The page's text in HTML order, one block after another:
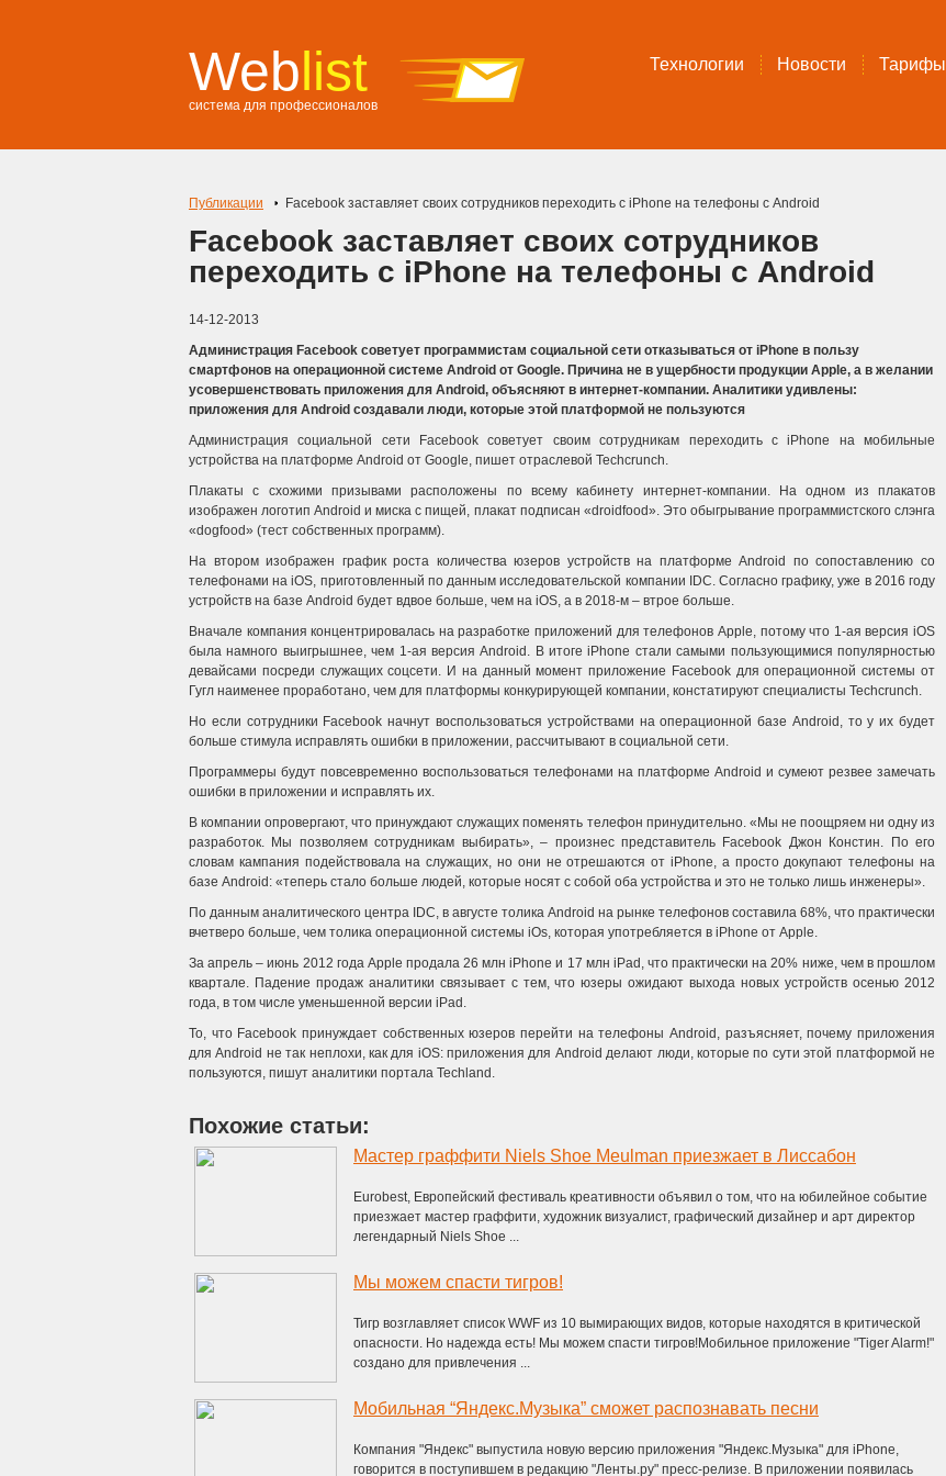
Weblist
система для профессионалов
Технологии Новости Тарифы
Публикации Facebook заставляет своих сотрудников переходить с iPhone на телефоны с Android
Facebook заставляет своих сотрудников
переходить с iPhone на телефоны с Android
14-12-2013
Администрация Facebook советует программистам социальной сети отказываться от iPhone в пользу
смартфонов на операционной системе Android от Google. Причина не в ущербности продукции Apple, а в желании
усовершенствовать приложения для Android, объясняют в интернет-компании. Аналитики удивлены:
приложения для Android создавали люди, которые этой платформой не пользуются
Администрация социальной сети Facebook советует своим сотрудникам переходить с iPhone на мобильные
устройства на платформе Android от Google, пишет отраслевой Techcrunch.
Плакаты с схожими призывами расположены по всему кабинету интернет-компании. На одном из плакатов
изображен логотип Android и миска с пищей, плакат подписан «droidfood». Это обыгрывание программистского слэнга
«dogfood» (тест собственных программ).
На втором изображен график роста количества юзеров устройств на платформе Android по сопоставлению со
телефонами на iOS, приготовленный по данным исследовательской компании IDC. Согласно графику, уже в 2016 году
устройств на базе Android будет вдвое больше, чем на iOS, а в 2018-м – втрое больше.
Вначале компания концентрировалась на разработке приложений для телефонов Apple, потому что 1-ая версия iOS
была намного выигрышнее, чем 1-ая версия Android. В итоге iPhone стали самыми пользующимися популярностью
девайсами посреди служащих соцсети. И на данный момент приложение Facebook для операционной системы от
Гугл наименее проработано, чем для платформы конкурирующей компании, констатируют специалисты Techcrunch.
Но если сотрудники Facebook начнут воспользоваться устройствами на операционной базе Android, то у их будет
больше стимула исправлять ошибки в приложении, рассчитывают в социальной сети.
Программеры будут повсевременно воспользоваться телефонами на платформе Android и сумеют резвее замечать
ошибки в приложении и исправлять их.
В компании опровергают, что принуждают служащих поменять телефон принудительно. «Мы не поощряем ни одну из
разработок. Мы позволяем сотрудникам выбирать», – произнес представитель Facebook Джон Констин. По его
словам кампания подействовала на служащих, но они не отрешаются от iPhone, а просто докупают телефоны на
базе Android: «теперь стало больше людей, которые носят с собой оба устройства и это не только лишь инженеры».
По данным аналитического центра IDC, в августе толика Android на рынке телефонов составила 68%, что практически
вчетверо больше, чем толика операционной системы iOs, которая употребляется в iPhone от Apple.
За апрель – июнь 2012 года Apple продала 26 млн iPhone и 17 млн iPad, что практически на 20% ниже, чем в прошлом
квартале. Падение продаж аналитики связывает с тем, что юзеры ожидают выхода новых устройств осенью 2012
года, в том числе уменьшенной версии iPad.
То, что Facebook принуждает собственных юзеров перейти на телефоны Android, разъясняет, почему приложения
для Android не так неплохи, как для iOS: приложения для Android делают люди, которые по сути этой платформой не
пользуются, пишут аналитики портала Techland.
Похожие статьи:
Мастер граффити Niels Shoe Meulman приезжает в Лиссабон
Eurobest, Европейский фестиваль креативности объявил о том, что на юбилейное событие
приезжает мастер граффити, художник визуалист, графический дизайнер и арт директор
легендарный Niels Shoe ...
Мы можем спасти тигров!
Тигр возглавляет список WWF из 10 вымирающих видов, которые находятся в критической
опасности. Но надежда есть! Мы можем спасти тигров!Мобильное приложение "Tiger Alarm!"
создано для привлечения ...
Мобильная “Яндекс.Музыка” сможет распознавать песни
Компания "Яндекс" выпустила новую версию приложения "Яндекс.Музыка" для iPhone,
говорится в поступившем в редакцию "Ленты.ру" пресс-релизе. В приложении появилась